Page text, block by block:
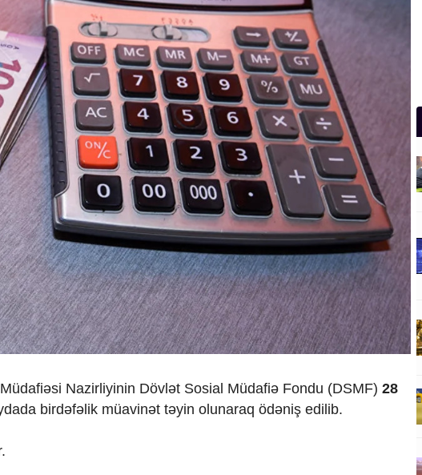
Nazirliyinin Dövlət Sosial Müdafiə Fondu (DSMF) 28
birdəfəlik müavinət təyin olunaraq ödəniş edilib.
Komitəsi yaradılıb
çağırılıb, yenisi təyin olunub